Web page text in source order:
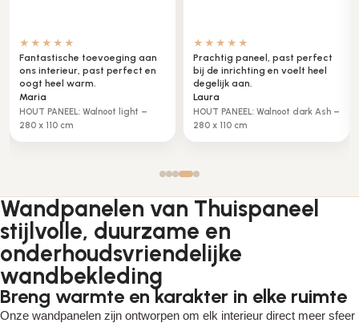
★★★★★
Fantastische toevoeging aan
ons interieur, past perfect en
oogt heel warm.
Maria
HOUT PANEEL: Walnoot light –
280 x 110 cm
★★★★★
Prachtig paneel, past perfect
bij de inrichting en voelt heel
degelijk aan.
Laura
HOUT PANEEL: Walnoot dark Ash –
280 x 110 cm
Wandpanelen van Thuispaneel
stijlvolle, duurzame en
onderhoudsvriendelijke
wandbekleding
Breng warmte en karakter in elke ruimte
Onze wandpanelen zijn ontworpen om elk interieur direct meer sfeer